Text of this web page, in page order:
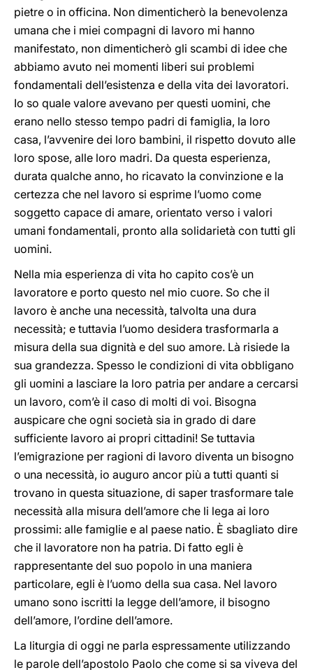
pietre o in officina. Non dimenticherò la benevolenza
umana che i miei compagni di lavoro mi hanno
manifestato, non dimenticherò gli scambi di idee che
abbiamo avuto nei momenti liberi sui problemi
fondamentali dell’esistenza e della vita dei lavoratori.
Io so quale valore avevano per questi uomini, che
erano nello stesso tempo padri di famiglia, la loro
casa, l’avvenire dei loro bambini, il rispetto dovuto alle
loro spose, alle loro madri. Da questa esperienza,
durata qualche anno, ho ricavato la convinzione e la
certezza che nel lavoro si esprime l’uomo come
soggetto capace di amare, orientato verso i valori
umani fondamentali, pronto alla solidarietà con tutti gli
uomini.
Nella mia esperienza di vita ho capito cos’è un
lavoratore e porto questo nel mio cuore. So che il
lavoro è anche una necessità, talvolta una dura
necessità; e tuttavia l’uomo desidera trasformarla a
misura della sua dignità e del suo amore. Là risiede la
sua grandezza. Spesso le condizioni di vita obbligano
gli uomini a lasciare la loro patria per andare a cercarsi
un lavoro, com’è il caso di molti di voi. Bisogna
auspicare che ogni società sia in grado di dare
sufficiente lavoro ai propri cittadini! Se tuttavia
l’emigrazione per ragioni di lavoro diventa un bisogno
o una necessità, io auguro ancor più a tutti quanti si
trovano in questa situazione, di saper trasformare tale
necessità alla misura dell’amore che li lega ai loro
prossimi: alle famiglie e al paese natio. È sbagliato dire
che il lavoratore non ha patria. Di fatto egli è
rappresentante del suo popolo in una maniera
particolare, egli è l’uomo della sua casa. Nel lavoro
umano sono iscritti la legge dell’amore, il bisogno
dell’amore, l’ordine dell’amore.
La liturgia di oggi ne parla espressamente utilizzando
le parole dell’apostolo Paolo che come si sa viveva del